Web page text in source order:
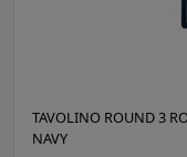
TAVOLINO ROUND 3
NAVY